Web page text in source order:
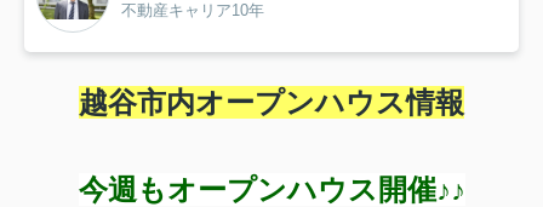
不動産キャリア10年
越谷市内オープンハウス情報
今週もオープンハウス開催♪♪